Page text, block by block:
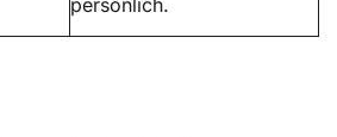
persönlich.